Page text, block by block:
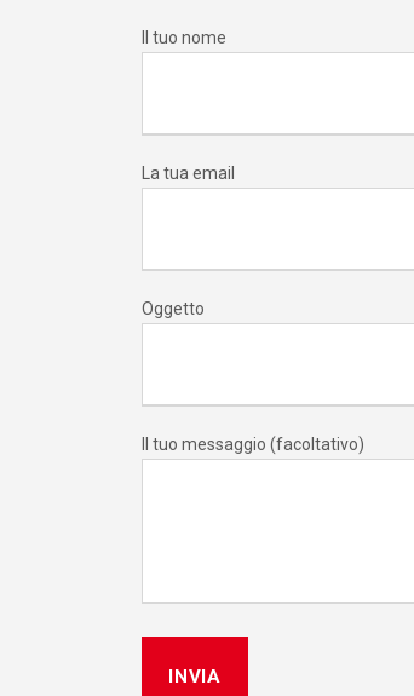
Il tuo nome
La tua email
Oggetto
Il tuo messaggio (facoltativo)